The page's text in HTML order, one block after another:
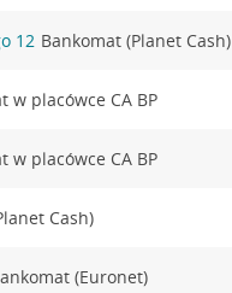
12 Bankomat (Planet Cash)
w placówce CA BP
w placówce CA BP
Cash)
(Euronet)